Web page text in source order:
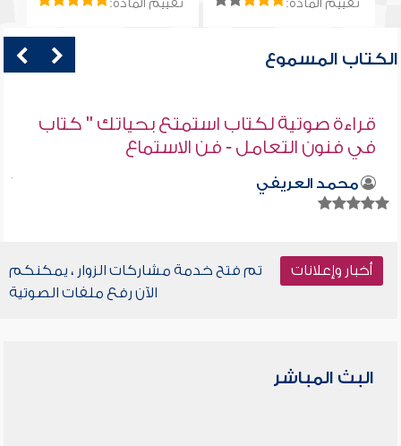
تقييم المادة: تقييم المادة:
الكتاب المسموع
قراءة صوتية لكتاب استمتع بحياتك " كتاب
في فنون التعامل - فن الاستماع
محمد العريفي
أخبار وإعلانات
تم فتح خدمة مشاركات الزوار ، يمكنكم
الآن رفع ملفات الصوتية
البث المباشر